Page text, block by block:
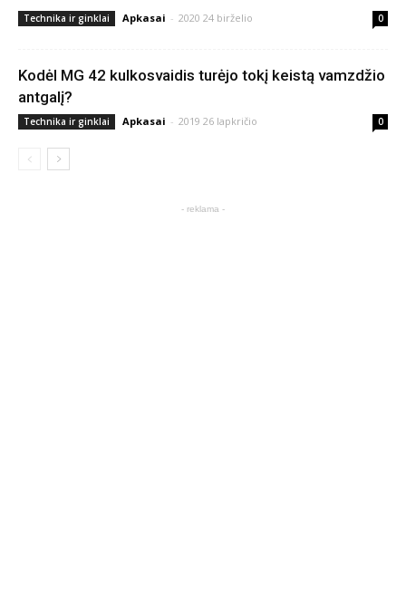
Technika ir ginklai Apkasai - 2020 24 birželio 0
Kodėl MG 42 kulkosvaidis turėjo tokį keistą vamzdžio
antgalį?
Technika ir ginklai Apkasai - 2019 26 lapkričio 0
- reklama -